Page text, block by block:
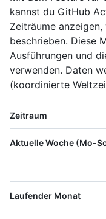
kannst du GitHub
Zeiträume
beschrieben. Diese
Ausführungen und
verwenden. Daten
(koordinierte
Zeitraum
Aktuelle Woche (Mo-
Laufender Monat